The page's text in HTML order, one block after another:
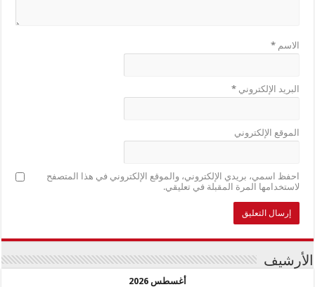
الاسم*
البريد الإلكتروني*
الموقع الإلكتروني
احفظ اسمي، بريدي الإلكتروني، والموقع الإلكتروني في هذا المتصفح
لاستخدامها المرة المقبلة في تعليقي.
الأرشيف
أغسطس 2026